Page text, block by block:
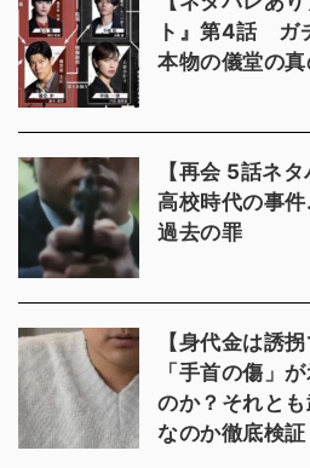
ト』第4話 ガ
本物の儀堂の真
【再会 5話ネ
高校時代の事
過去の罪
【身代金は誘
「手首の傷」
のか？それとも
なのか徹底検証